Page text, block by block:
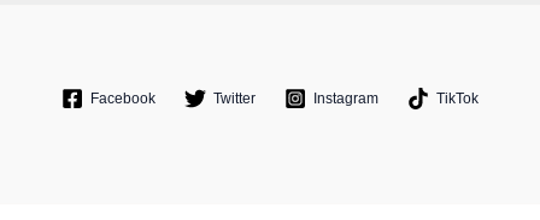
Facebook Twitter Instagram TikTok